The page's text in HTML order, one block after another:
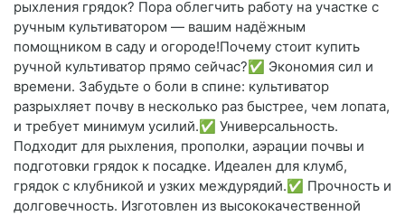
рыхления грядок? Пора облегчить работу на участке с
ручным культиватором — вашим надёжным
помощником в саду и огороде!Почему стоит купить
ручной культиватор прямо сейчас?✅ Экономия сил и
времени. Забудьте о боли в спине: культиватор
разрыхляет почву в несколько раз быстрее, чем лопата,
и требует минимум усилий.✅ Универсальность.
Подходит для рыхления, прополки, аэрации почвы и
подготовки грядок к посадке. Идеален для клумб,
грядок с клубникой и узких междурядий.✅ Прочность и
долговечность. Изготовлен из высококачественной